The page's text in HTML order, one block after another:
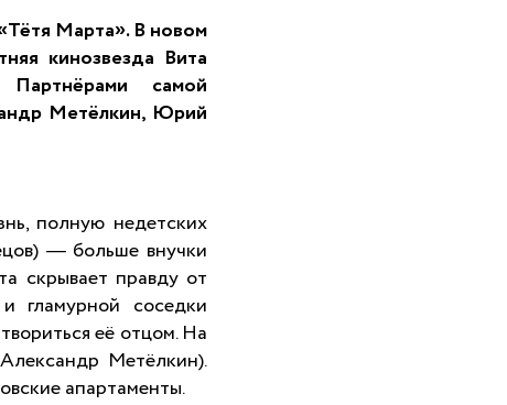
Тётя Марта». В новом
кинозвезда Вита
самой
Метёлкин, Юрий
полную недетских
— больше внучки
скрывает правду от
гламурной соседки
её отцом. На
Метёлкин).
апартаменты.